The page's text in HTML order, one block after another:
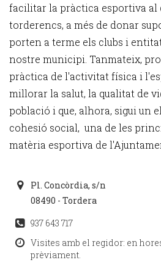
facilitar la pràctica esportiva al
torderencs, a més de donar
porten a terme els clubs i
nostre municipi. Tanmateix,
pràctica de l'activitat física i
millorar la salut, la qualitat de
població i que, alhora, sigui un
cohesió social, una de les
matèria esportiva de
Pl. Concòrdia, s/n
08490 - Tordera
937 643 717
Visites amb el regidor: en
prèviament.